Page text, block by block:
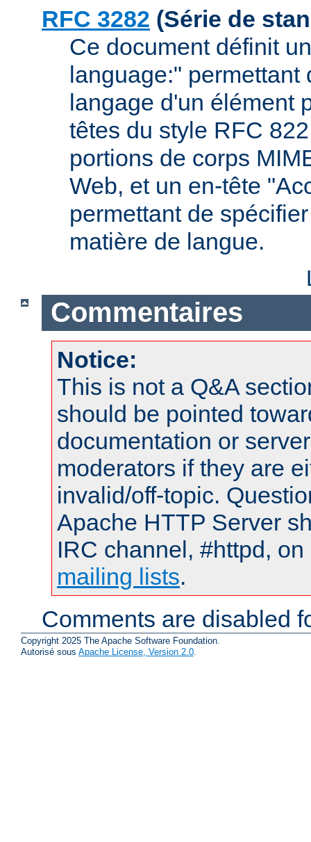
RFC 3282 (Série de
Ce document définit
language:" permettant
langage d'un élément
têtes du style RFC
portions de corps
Web, et un en-tête
permettant de
matière de langue.
Commentaires
Notice:
This is not a Q&A
should be pointed
documentation or
moderators if they are
invalid/off-topic.
Apache HTTP Server
IRC channel, #httpd,
mailing lists.
Comments are disabled
Copyright 2025 The Apache Software Foundation.
Autorisé sous Apache License, Version 2.0